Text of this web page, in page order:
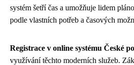
systém šetří čas a umožňuje lidem
podle vlastních potřeb a časových
Registrace v online systému České
využívání těchto moderních služeb.